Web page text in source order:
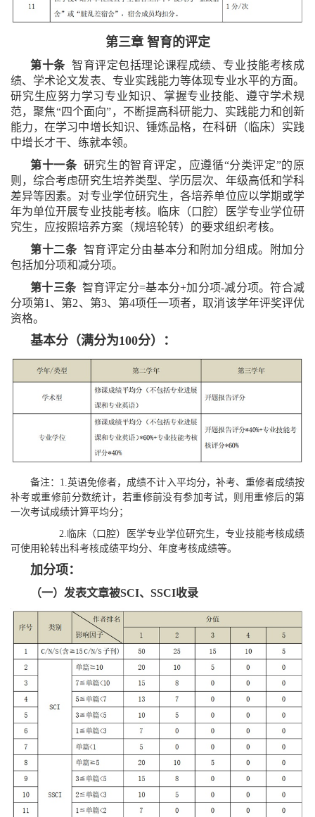
第三章 智育的评定
第十条智育评定包括理论课程成绩、专业技能考核成
绩、学术论文发表、专业实践能力等体现专业水平的方面。
研究生应努力学习专业知识、掌握专业技能、遵守学术规
范，聚焦“四个面向”，不断提高科研能力、实践能力和创新
能力，在学习中增长知识、锤炼品格，在科研（临床）实践
中增长才干、练就本领。
第十一条研究生的智育评定，应遵循“分类评定”的原
则，综合考虑研究生培养类型、学历层次、年级高低和学科
差异等因素。对专业学位研究生，各培养单位应以学期或学
年为单位开展专业技能考核。临床（口腔）医学专业学位研
究生，应按照培养方案（规培轮转）的要求组织考核。
第十二条智育评定分由基本分和附加分组成。附加分
包括加分项和减分项。
第十三条智育评定分=基本分+加分项-减分项。符合减
分项第1、第2、第3、第4项任一项者，取消该学年评奖评优
资格。
基本分（满分为100分）：
备注：1.英语免修者，成绩不计入平均分，补考、重修者成绩按
补考或重修前分数统计，若重修前没有参加考试，则用重修后的第
一次考试成绩计算平均分；
2.临床（口腔）医学专业学位研究生，专业技能考核成绩
可使用轮转出科考核成绩平均分、年度考核成绩等。
加分项：
（一）发表文章被SCI、SSCI收录